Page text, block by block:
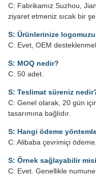
C: Fabrikamız Suzhou,
ziyaret etmeniz sıcak bir
S: Ürünlerinize
C: Evet, OEM
S: MOQ nedir?
C: 50 adet.
S: Teslimat süreniz
C: Genel olarak, 20 gün
tasarımına bağlıdır.
S: Hangi ödeme
C: Alibaba çevrimiçi
S: Örnek sağlayabilir
C: Evet. Genellikle